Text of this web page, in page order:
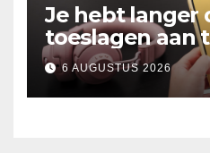
Je hebt langer
toeslagen aan
2025
6 AUGUSTUS 2026